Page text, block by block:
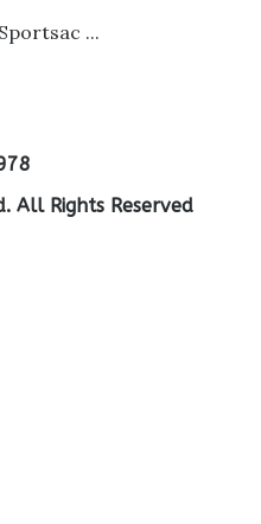
...
All Rights Reserved